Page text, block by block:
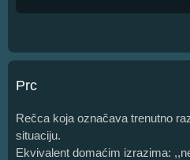
Prc
Rečca koja označava trenutno
situaciju.
Ekvivalent domaćim izrazima: